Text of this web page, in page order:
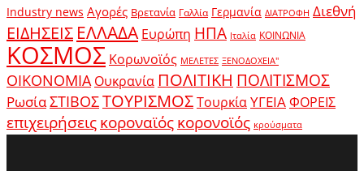
Industry news Αγορές Βρετανία Γαλλία Γερμανία ΔΙΑΤΡΟΦΗ Διεθνή
ΕΙΔΗΣΕΙΣ ΕΛΛΑΔΑ Ευρώπη ΗΠΑ Ιταλία ΚΟΙΝΩΝΙΑ
ΚΟΣΜΟΣ Κορωνοϊός ΜΕΛΕΤΕΣ ΞΕΝΟΔΟΧΕΙΑ"
ΟΙΚΟΝΟΜΙΑ Ουκρανία ΠΟΛΙΤΙΚΗ ΠΟΛΙΤΙΣΜΟΣ
ΡωσίαΣΤΙΒΟΣΤΟΥΡΙΣΜΟΣΤουρκίαΥΓΕΙΑΦΟΡΕΙΣ
επιχειρήσειςκοροναϊόςκορονοϊός κρούσματα